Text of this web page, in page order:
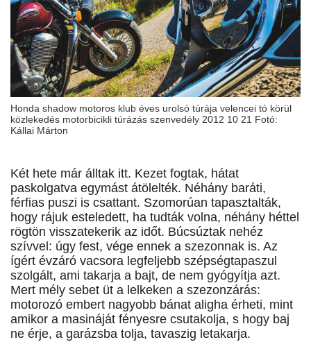
Honda shadow motoros klub éves urolsó túrája velencei tó körül
közlekedés motorbicikli túrázás szenvedély 2012 10 21 Fotó:
Kállai Márton
Két hete már álltak itt. Kezet fogtak, hátat
paskolgatva egymást átölelték. Néhány baráti,
férfias puszi is csattant. Szomorúan tapasztalták,
hogy rájuk esteledett, ha tudták volna, néhány héttel
rögtön visszatekerik az időt. Búcsúztak nehéz
szívvel: úgy fest, vége ennek a szezonnak is. Az
ígért évzáró vacsora legfeljebb szépségtapaszul
szolgált, ami takarja a bajt, de nem gyógyítja azt.
Mert mély sebet üt a lelkeken a szezonzárás:
motorozó embert nagyobb bánat aligha érheti, mint
amikor a masináját fényesre csutakolja, s hogy baj
ne érje, a garázsba tolja, tavaszig letakarja.